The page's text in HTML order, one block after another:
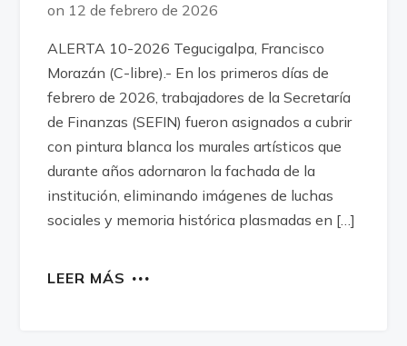
on 12 de febrero de 2026
ALERTA 10-2026 Tegucigalpa, Francisco
Morazán (C-libre).- En los primeros días de
febrero de 2026, trabajadores de la Secretaría
de Finanzas (SEFIN) fueron asignados a cubrir
con pintura blanca los murales artísticos que
durante años adornaron la fachada de la
institución, eliminando imágenes de luchas
sociales y memoria histórica plasmadas en […]
LEER MÁS